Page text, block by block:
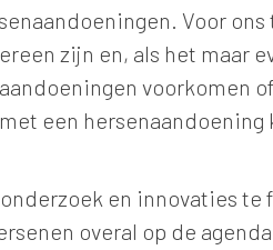
Voor
zijn en, als het maar
voorkomen
een
en innovaties
overal op de